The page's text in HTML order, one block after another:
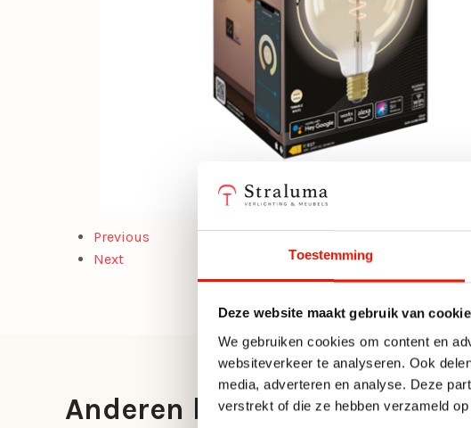
Toestemming
Deze website maakt gebruik van
We gebruiken cookies om content en
websiteverkeer te analyseren. Ook
media, adverteren en analyse. Deze
verstrekt of die ze hebben verzameld
Previous
Next
Anderen bekeken ook